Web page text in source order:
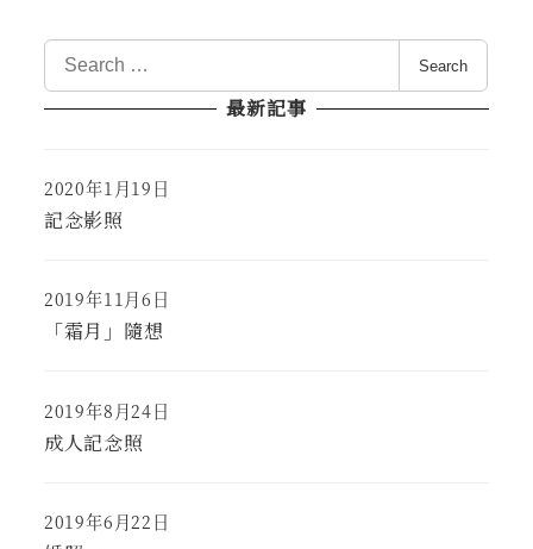
e
a
h
f
r
Search
最新記事
記念影照
Published
2020年1月19日
「霜月」隨想
Published
2019年11月6日
成人記念照
Published
2019年8月24日
Published
2019年6月22日